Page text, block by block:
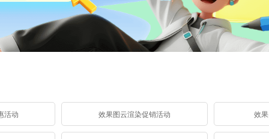
活动 效果图云渲染促销活动 效